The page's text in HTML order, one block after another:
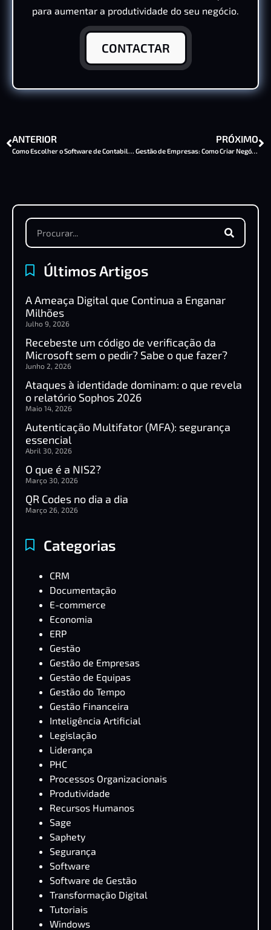
para aumentar a produtividade do seu negócio.
CONTACTAR
ANTERIOR
Como Escolher o Software de Contabilidade Certo
PRÓXIMO
Gestão de Empresas: Como Criar Negócios de Sucesso
Últimos Artigos
A Ameaça Digital que Continua a Enganar
Milhões
Julho 9, 2026
Recebeste um código de verificação da
Microsoft sem o pedir? Sabe o que fazer?
Junho 2, 2026
Ataques à identidade dominam: o que revela
o relatório Sophos 2026
Maio 14, 2026
Autenticação Multifator (MFA): segurança
essencial
Abril 30, 2026
O que é a NIS2?
Março 30, 2026
QR Codes no dia a dia
Março 26, 2026
Categorias
CRM
Documentação
E-commerce
Economia
ERP
Gestão
Gestão de Empresas
Gestão de Equipas
Gestão do Tempo
Gestão Financeira
Inteligência Artificial
Legislação
Liderança
PHC
Processos Organizacionais
Produtividade
Recursos Humanos
Sage
Saphety
Segurança
Software
Software de Gestão
Transformação Digital
Tutoriais
Windows